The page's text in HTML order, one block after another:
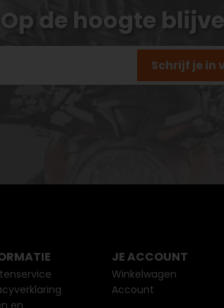
Op de hoogte
Schrijf je in
en
JE ACCOUNT
Winkelwagen
Account